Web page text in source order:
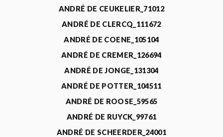
ANDRÉ DE CEUKELIER_71012
ANDRÉ DE CLERCQ_111672
ANDRÉ DE COENE_105104
ANDRÉ DE CREMER_126694
ANDRÉ DE JONGE_131304
ANDRÉ DE POTTER_104511
ANDRÉ DE ROOSE_59565
ANDRÉ DE RUYCK_99761
ANDRÉ DE SCHEERDER_24001